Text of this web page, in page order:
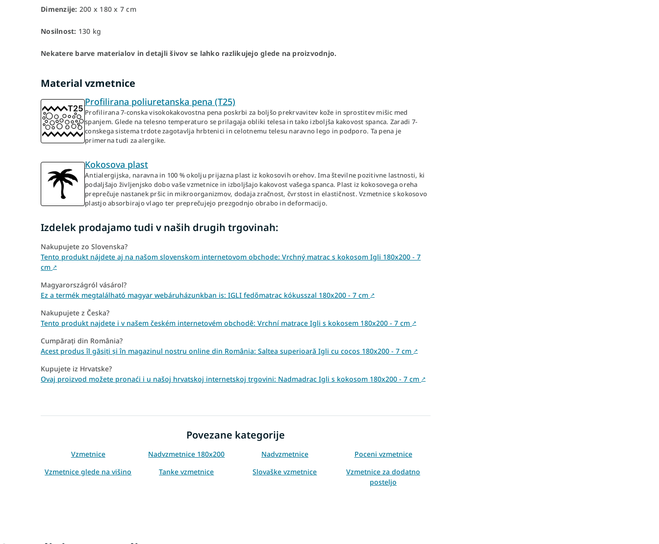
Dimenzije: 200 x 180 x 7 cm
Nosilnost: 130 kg
Nekatere barve materialov in detajli šivov se lahko razlikujejo glede na proizvodnjo.
Material vzmetnice
Profilirana poliuretanska pena (T25)
Profilirana 7-conska visokokakovostna pena poskrbi za boljšo prekrvavitev kože in sprostitev mišic med
spanjem. Glede na telesno temperaturo se prilagaja obliki telesa in tako izboljša kakovost spanca. Zaradi 7-
conskega sistema trdote zagotavlja hrbtenici in celotnemu telesu naravno lego in podporo. Ta pena je
primerna tudi za alergike.
Kokosova plast
Antialergijska, naravna in 100 % okolju prijazna plast iz kokosovih orehov. Ima številne pozitivne lastnosti, ki
podaljšajo življenjsko dobo vaše vzmetnice in izboljšajo kakovost vašega spanca. Plast iz kokosovega oreha
preprečuje nastanek pršic in mikroorganizmov, dodaja zračnost, čvrstost in elastičnost. Vzmetnice s kokosovo
plastjo absorbirajo vlago ter preprečujejo prezgodnjo obrabo in deformacijo.
Izdelek prodajamo tudi v naših drugih trgovinah:
Nakupujete zo Slovenska?
Tento produkt nájdete aj na našom slovenskom internetovom obchode: Vrchný matrac s kokosom Igli 180x200 - 7
cm ↗
Magyarországról vásárol?
Ez a termék megtalálható magyar webáruházunkban is: IGLI fedőmatrac kókusszal 180x200 - 7 cm ↗
Nakupujete z Česka?
Tento produkt najdete i v našem českém internetovém obchodě: Vrchní matrace Igli s kokosem 180x200 - 7 cm ↗
Cumpărați din România?
Acest produs îl găsiți și în magazinul nostru online din România: Saltea superioară Igli cu cocos 180x200 - 7 cm ↗
Kupujete iz Hrvatske?
Ovaj proizvod možete pronaći i u našoj hrvatskoj internetskoj trgovini: Nadmadrac Igli s kokosom 180x200 - 7 cm ↗
Povezane kategorije
Vzmetnice Nadvzmetnice 180x200 Nadvzmetnice
Poceni vzmetnice
Vzmetnice glede na višino
Tanke vzmetnice Slovaške vzmetnice
Vzmetnice za dodatno
posteljo